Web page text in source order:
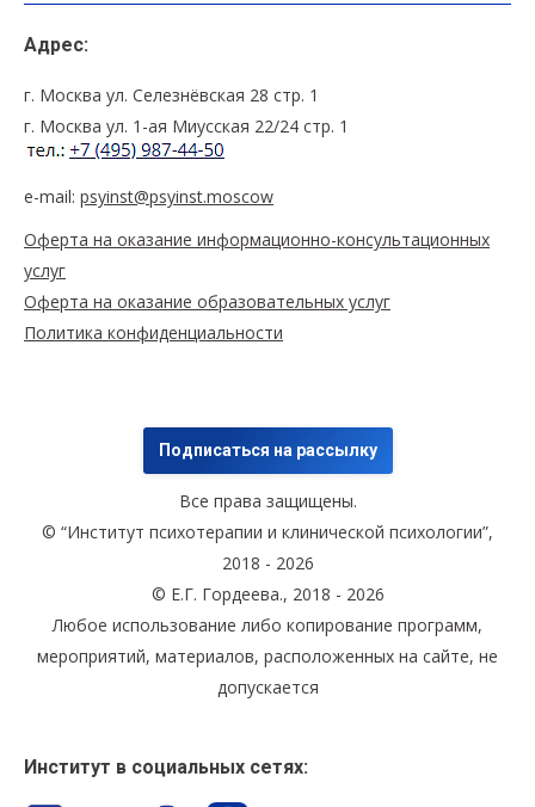
Адрес:
г. Москва ул. Селезнёвская 28 стр. 1
г. Москва ул. 1-ая Миусская 22/24 стр. 1
e-mail: psyinst@psyinst.moscow
Оферта на оказание информационно-консультационных
услуг
Оферта на оказание образовательных услуг
Политика конфиденциальности
Подписаться на рассылку
Все права защищены.
© “Институт психотерапии и клинической психологии”,
2018 - 2026
© Е.Г. Гордеева., 2018 - 2026
Любое использование либо копирование программ,
мероприятий, материалов, расположенных на сайте, не
допускается
Институт в социальных сетях: